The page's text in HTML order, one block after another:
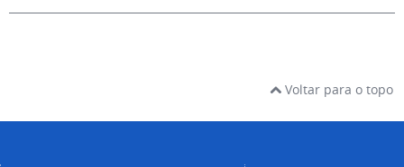
Voltar para o topo